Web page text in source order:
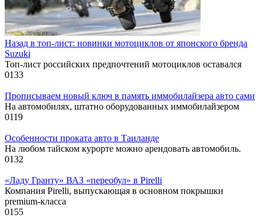
Назад в топ-лист: новинки мотоциклов от японского бренда
Suzuki
Топ-лист российских предпочтений мотоциклов оставался
0133
Прописываем новый ключ в память иммобилайзера авто сами
На автомобилях, штатно оборудованных иммобилайзером
0119
Особенности проката авто в Таиланде
На любом тайском курорте можно арендовать автомобиль.
0132
«Ладу Гранту» ВАЗ «переобул» в Pirelli
Компания Pirelli, выпускающая в основном покрышки
premium-класса
0155